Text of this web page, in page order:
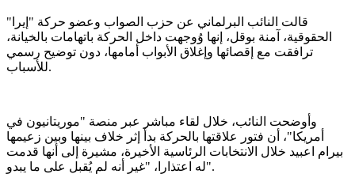
قالت النائب البرلماني عن حزب الصواب وعضو حركة "إيرا"
الحقوقية، آمنة بوقل، إنها وُوجهت داخل الحركة باتهامات بالخيانة،
ترافقت مع إقصائها وإغلاق الأبواب أمامها، دون توضيح رسمي
للأسباب.
وأوضحت النائب، خلال لقاء مباشر عبر منصة "موريتانيون في
أمريكا"، أن فتور علاقتها بالحركة بدأ إثر خلاف بينها وبين زعيمها
بيرام اعبيد خلال الانتخابات الرئاسية الأخيرة، مشيرة إلى أنها قدمت
له اعتذارا، "غير أنه لم يُقبل على ما يبدو".